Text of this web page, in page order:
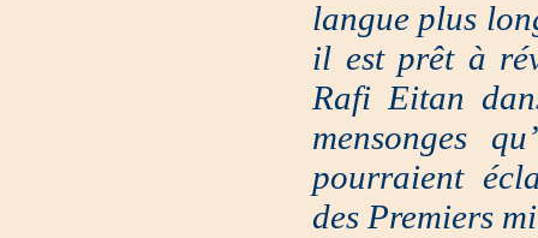
langue plus
il est prêt à
Rafi Eitan
mensonges
pourraient
des Premiers